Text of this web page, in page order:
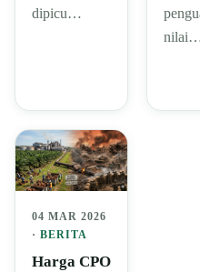
dipicu…
04 MAR 2026
· BERITA
Harga CPO